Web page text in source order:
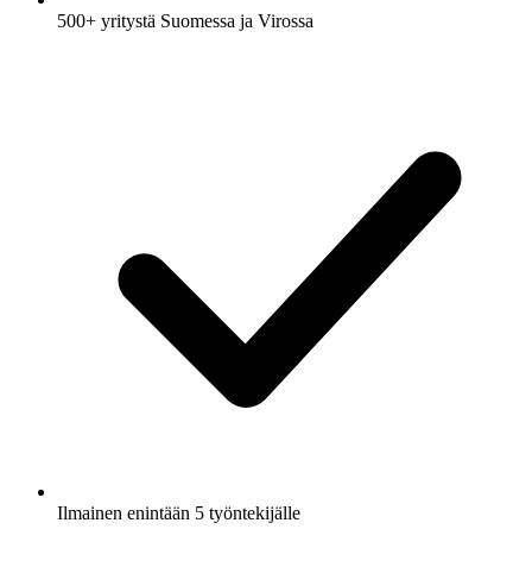
500+ yritystä Suomessa ja Virossa
Ilmainen enintään 5 työntekijälle